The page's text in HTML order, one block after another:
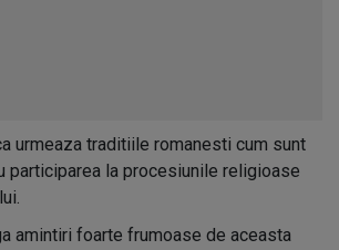
urmeaza traditiile romanesti cum sunt
participarea la procesiunile religioase
amintiri foarte frumoase de aceasta